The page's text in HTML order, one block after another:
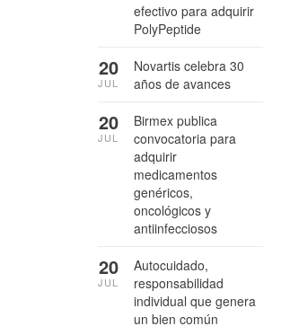
efectivo para adquirir
PolyPeptide
Novartis celebra 30
años de avances
20
JUL
Birmex publica
convocatoria para
adquirir
medicamentos
genéricos,
oncológicos y
antiinfecciosos
20
JUL
Autocuidado,
responsabilidad
individual que genera
un bien común
20
JUL